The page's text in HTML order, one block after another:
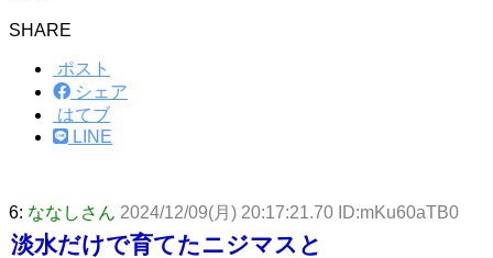
SHARE
ポスト
シェア
はてブ
LINE
6: ななしさん 2024/12/09(月) 20:17:21.70 ID:mKu60aTB0
淡水だけで育てたニジマスと